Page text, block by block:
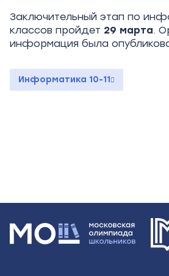
Заключительный этап по
классов пройдет 29 марта.
информация была
Информатика 10-11